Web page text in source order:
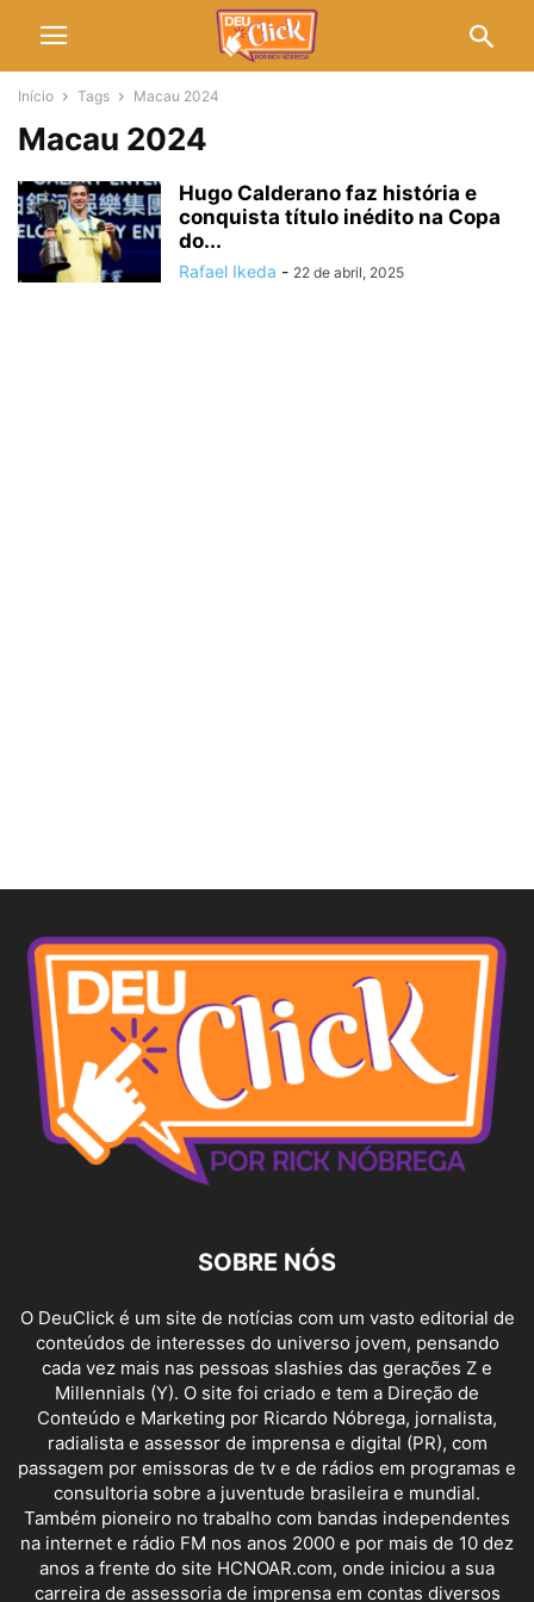
Início Tags Macau 2024
Macau 2024
Hugo Calderano faz história e
conquista título inédito na Copa
do...
Rafael Ikeda - 22 de abril, 2025
SOBRE NÓS
O DeuClick é um site de notícias com um vasto editorial de
conteúdos de interesses do universo jovem, pensando
cada vez mais nas pessoas slashies das gerações Z e
Millennials (Y). O site foi criado e tem a Direção de
Conteúdo e Marketing por Ricardo Nóbrega, jornalista,
radialista e assessor de imprensa e digital (PR), com
passagem por emissoras de tv e de rádios em programas e
consultoria sobre a juventude brasileira e mundial.
Também pioneiro no trabalho com bandas independentes
na internet e rádio FM nos anos 2000 e por mais de 10 dez
anos a frente do site HCNOAR.com, onde iniciou a sua
carreira de assessoria de imprensa em contas diversos